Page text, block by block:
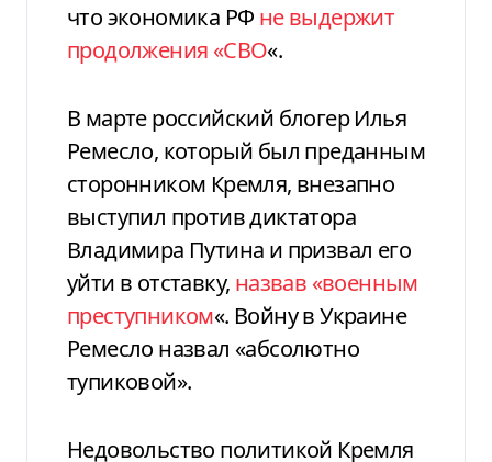
что экономика РФ не выдержит
продолжения «СВО«.
В марте российский блогер Илья
Ремесло, который был преданным
сторонником Кремля, внезапно
выступил против диктатора
Владимира Путина и призвал его
уйти в отставку, назвав «военным
преступником«. Войну в Украине
Ремесло назвал «абсолютно
тупиковой».
Недовольство политикой Кремля